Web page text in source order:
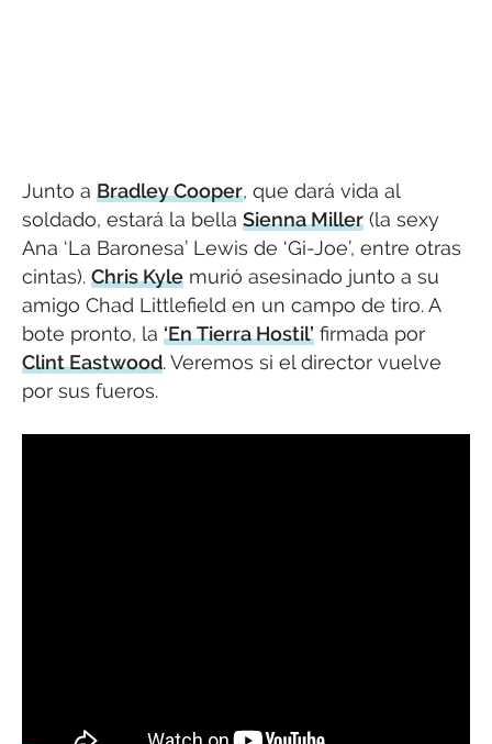
Junto a Bradley Cooper, que dará vida al
soldado, estará la bella Sienna Miller (la sexy
Ana ‘La Baronesa’ Lewis de ‘Gi-Joe’, entre otras
cintas). Chris Kyle murió asesinado junto a su
amigo Chad Littlefield en un campo de tiro. A
bote pronto, la ‘En Tierra Hostil’ firmada por
Clint Eastwood. Veremos si el director vuelve
por sus fueros.